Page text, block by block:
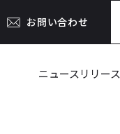
お問い合わせ
ニュースリリース